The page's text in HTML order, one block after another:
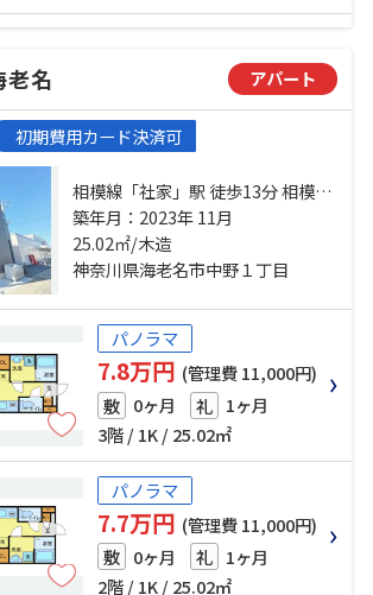
老名 アパート
初期費用カード決済可
相模線「社家」駅 徒歩13分 相模線
「門沢橋」駅 徒歩17分 小田急小田
原線「本厚木」駅 徒歩52分
築年月：2023年 11月
25.02㎡/木造
神奈川県海老名市中野１丁目
パノラマ
7.8万円 (管理費 11,000円)
敷 0ヶ月 礼 1ヶ月
3階 / 1K / 25.02㎡
パノラマ
7.7万円 (管理費 11,000円)
敷 0ヶ月 礼 1ヶ月
2階 / 1K / 25.02㎡